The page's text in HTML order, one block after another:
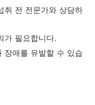
취 전 전문가와 상담하
가 필요합니다.
장애를 유발할 수 있습